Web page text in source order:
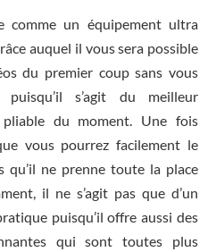
comme un équipement ultra
auquel il vous sera possible
du premier coup sans vous
s’agit du meilleur
du moment. Une fois
vous pourrez facilement le
qu’il ne prenne toute la place
il ne s’agit pas que d’un
puisqu’il offre aussi des
qui sont toutes plus